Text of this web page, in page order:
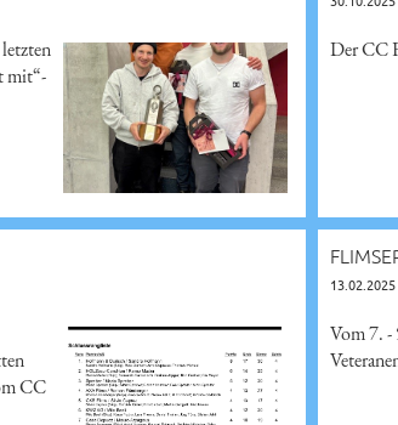
mit“-
Der CC
CC
13.02.2025
Vom 7. -